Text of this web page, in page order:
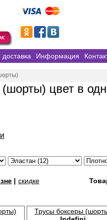
Информация
цвет в
| скидке
Трусы боксеры